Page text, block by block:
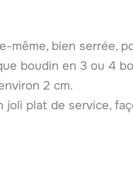
même, bien serrée,
boudin en 3 ou 4
2 cm.
joli plat de service,